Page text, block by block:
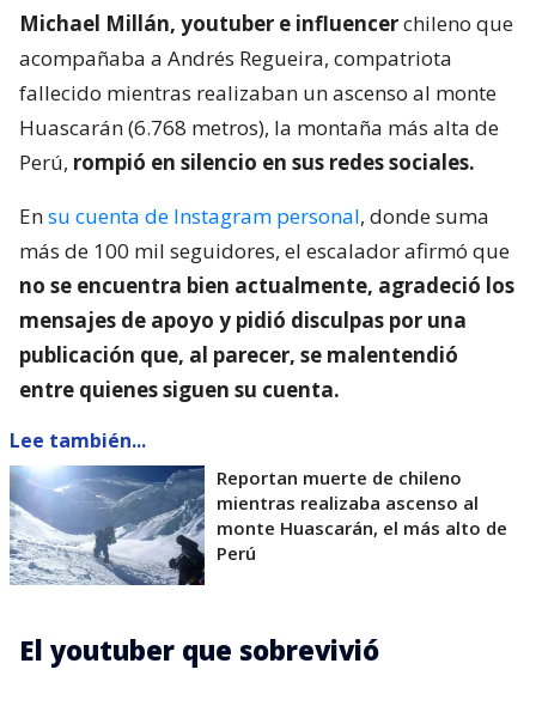
Michael Millán, youtuber e influencerchileno que
acompañaba a Andrés Regueira, compatriota
fallecido mientras realizaban un ascenso al monte
Huascarán (6.768 metros), la montaña más alta de
Perú, rompió en silencio en sus redes sociales.
Ensu cuenta de Instagram personal, donde suma
más de 100 mil seguidores, el escalador afirmó que
no se encuentra bien actualmente, agradeció los
mensajes de apoyo y pidió disculpas por una
publicación que, al parecer, se malentendió
entre quienes siguen su cuenta.
Lee también...
Reportan muerte de chileno
mientras realizaba ascenso al
monte Huascarán, el más alto de
Perú
El youtuber que sobrevivió